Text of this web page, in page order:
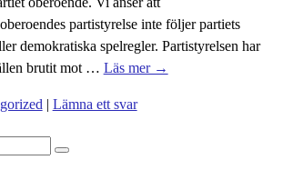
partistyrelse inte följer partiets
demokratiska spelregler. Partistyrelsen har
brutit mot … Läs mer →
| Lämna ett svar